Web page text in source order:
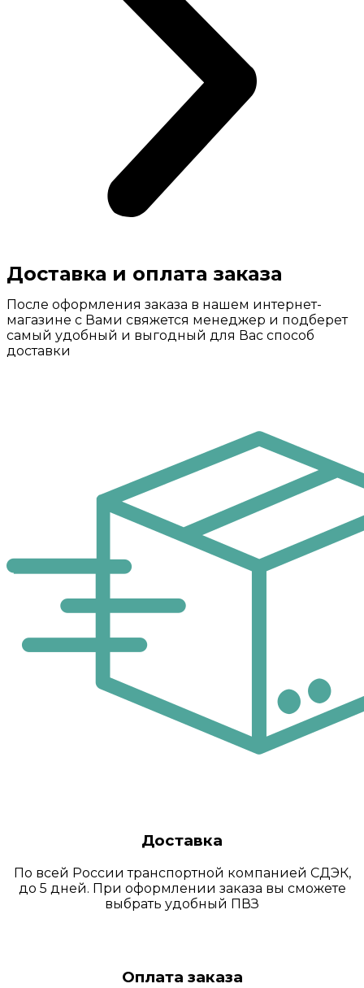
Доставка и оплата заказа
После оформления заказа в нашем интернет-
магазине с Вами свяжется менеджер и подберет
самый удобный и выгодный для Вас способ
доставки
Доставка
По всей России транспортной компанией СДЭК,
до 5 дней. При оформлении заказа вы сможете
выбрать удобный ПВЗ
Оплата заказа